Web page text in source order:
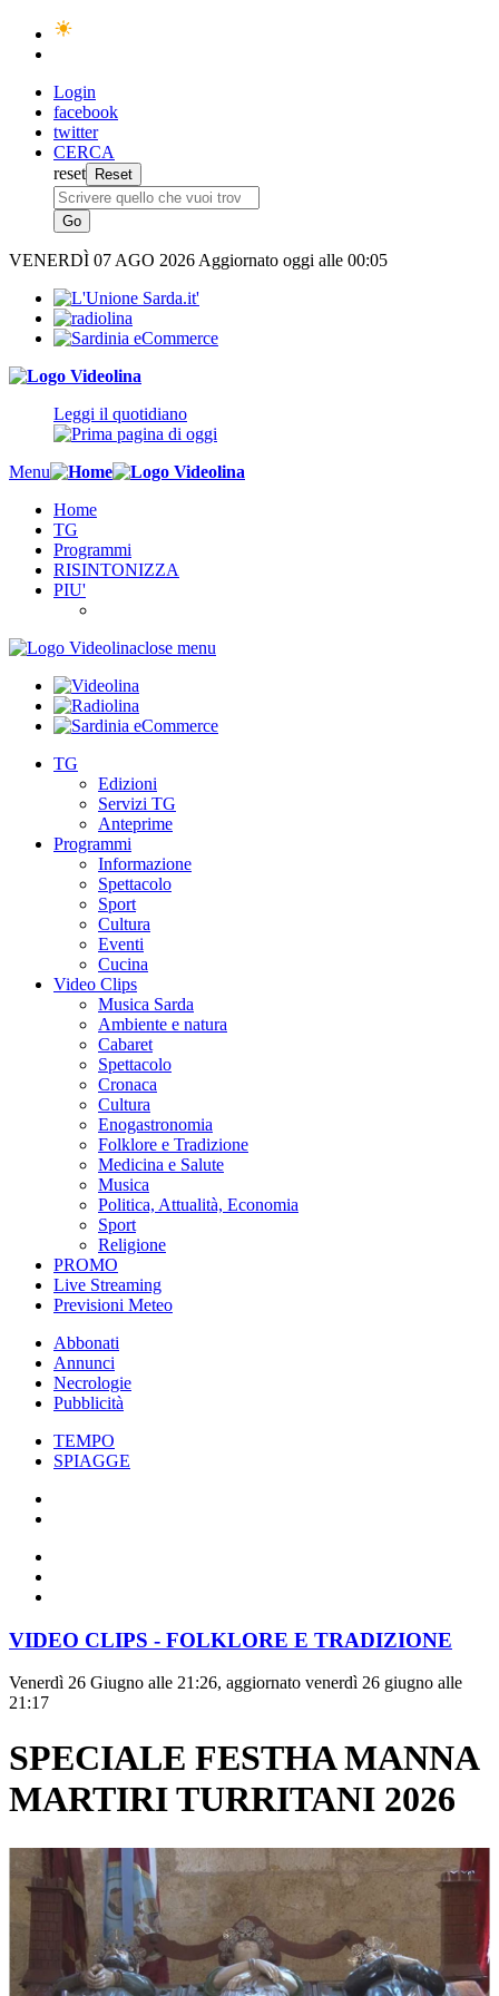
Login
facebook
twitter
CERCA
reset
VENERDÌ 07 AGO 2026 Aggiornato oggi alle 00:05
Leggi il quotidiano
Menu
Home
TG
Programmi
RISINTONIZZA
PIU'
close menu
TG
Edizioni
Servizi TG
Anteprime
Programmi
Informazione
Spettacolo
Sport
Cultura
Eventi
Cucina
Video Clips
Musica Sarda
Ambiente e natura
Cabaret
Spettacolo
Cronaca
Cultura
Enogastronomia
Folklore e Tradizione
Medicina e Salute
Musica
Politica, Attualità, Economia
Sport
Religione
PROMO
Live Streaming
Previsioni Meteo
Abbonati
Annunci
Necrologie
Pubblicità
TEMPO
SPIAGGE
VIDEO CLIPS - FOLKLORE E TRADIZIONE
Venerdì 26 Giugno alle 21:26, aggiornato venerdì 26 giugno alle
21:17
SPECIALE FESTHA MANNA
MARTIRI TURRITANI 2026